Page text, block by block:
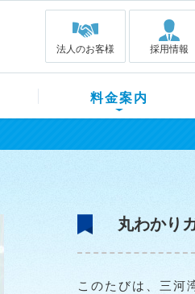
法人のお客様 採用情報
料金案内
丸わかり
このたびは、三河